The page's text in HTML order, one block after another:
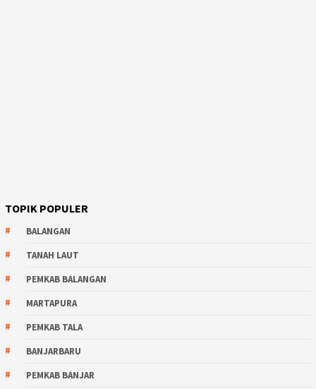
TOPIK POPULER
BALANGAN
TANAH LAUT
PEMKAB BALANGAN
MARTAPURA
PEMKAB TALA
BANJARBARU
PEMKAB BANJAR